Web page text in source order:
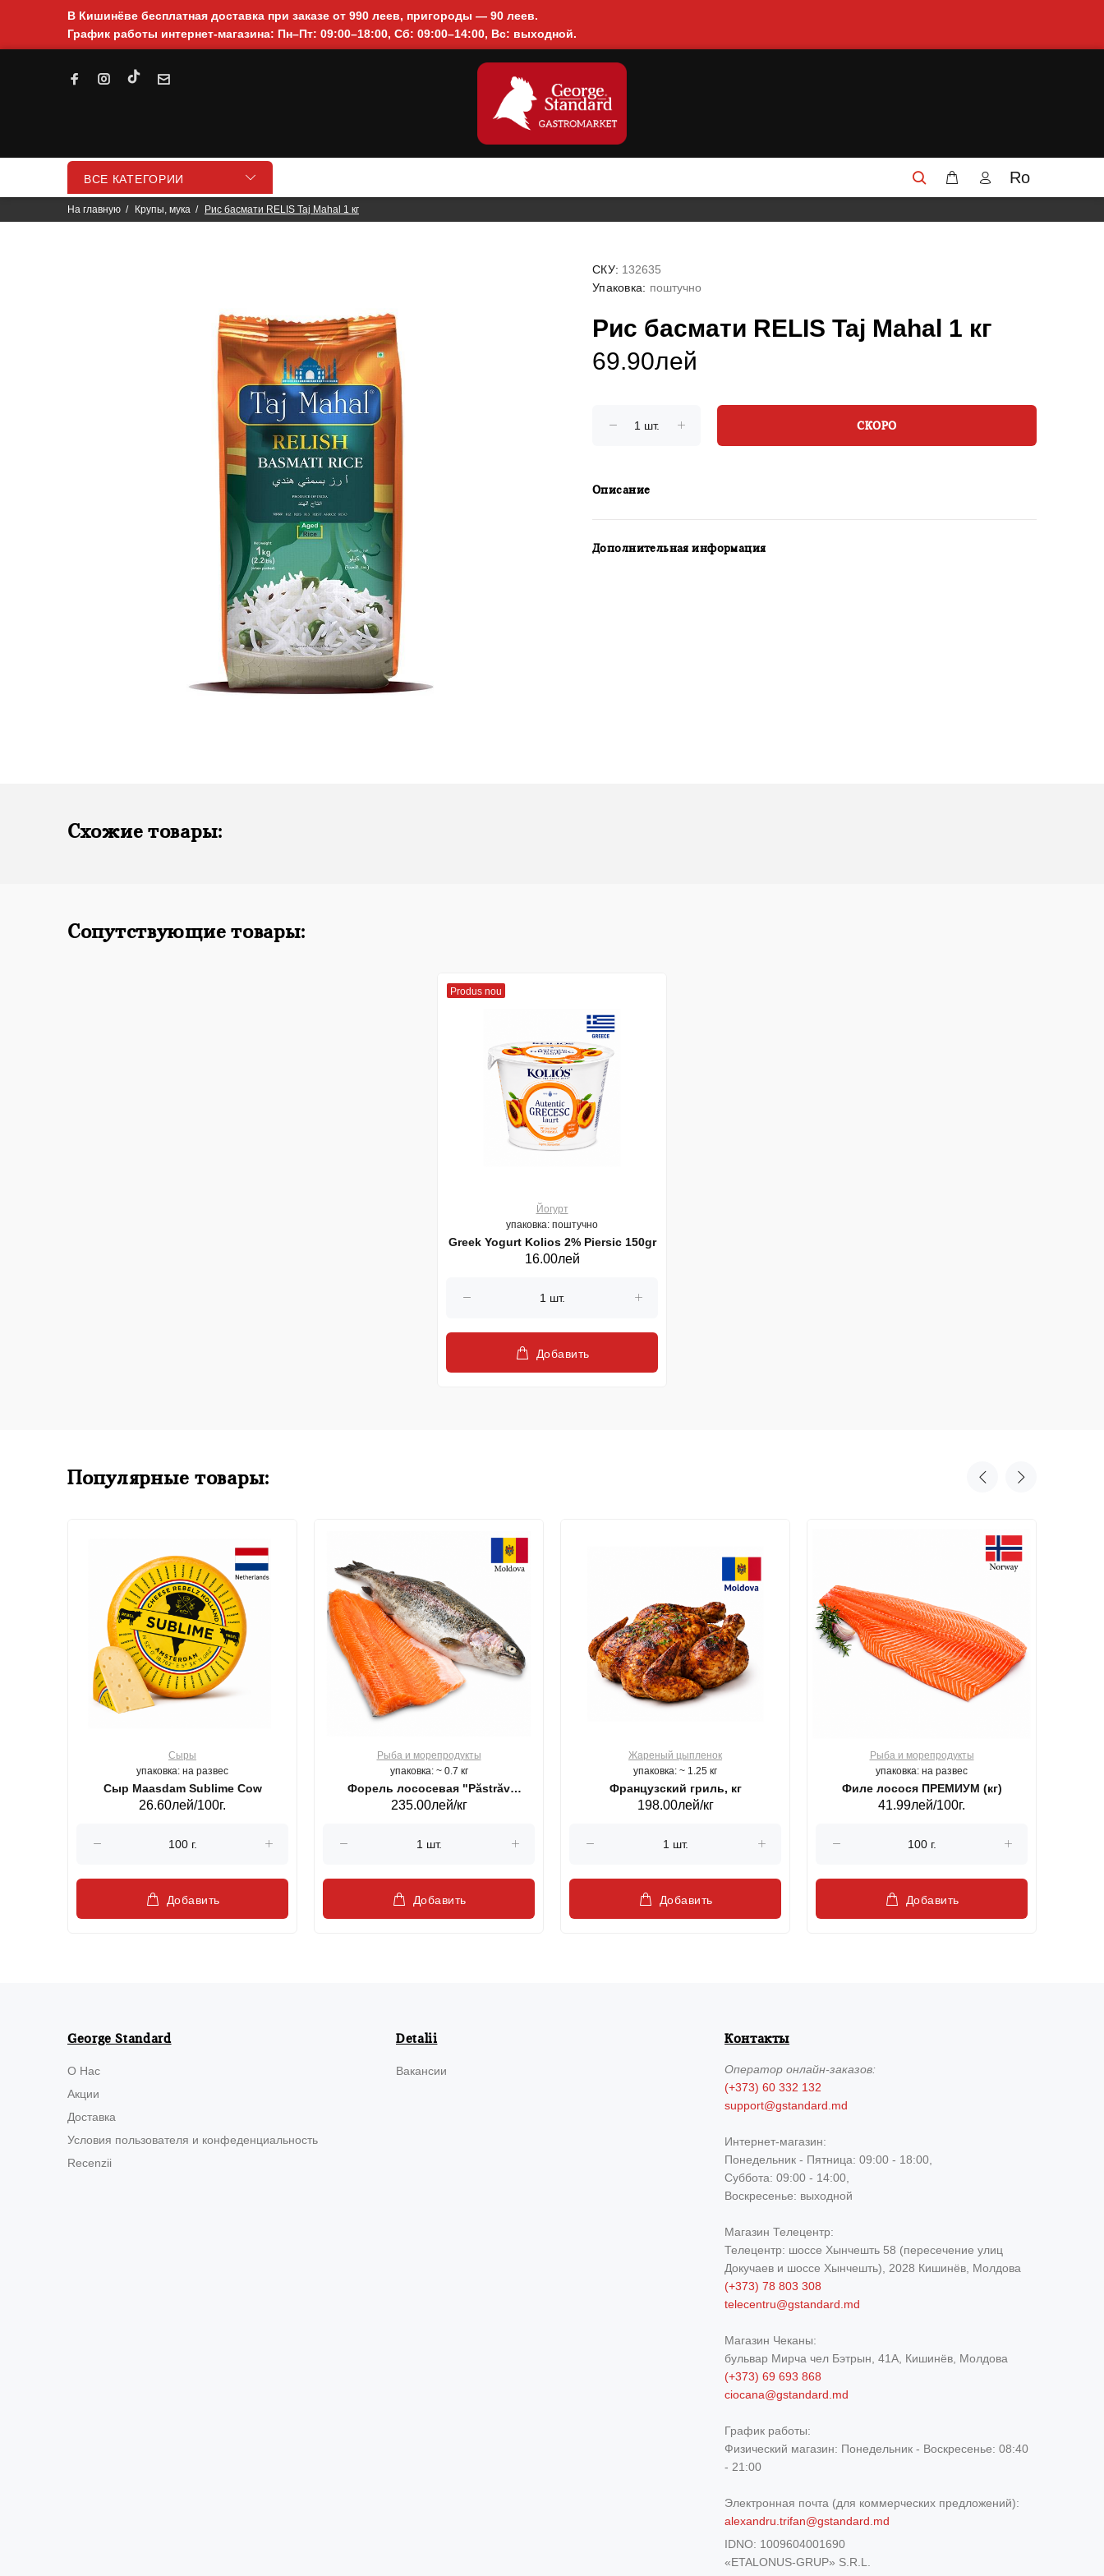
В Кишинёве бесплатная доставка при заказе от 990 леев, пригороды — 90 леев.
График работы интернет-магазина: Пн–Пт: 09:00–18:00, Сб: 09:00–14:00, Вс: выходной.
ВСЕ КАТЕГОРИИ Ro
На главную Крупы, мука Рис басмати RELIS Taj Mahal 1 кг
СКУ: 132635
Упаковка: поштучно
Рис басмати RELIS Taj Mahal 1 кг
69.90лей
СКОРО
Описание
Дополнительная информация
Схожие товары:
Сопутствующие товары:
Produs nou
Йогурт
упаковка: поштучно
Greek Yogurt Kolios 2% Piersic 150gr
16.00лей
Добавить
Популярные товары:
Сыры
упаковка: на развес
Сыр Maasdam Sublime Cow
26.60лей/100г.
Добавить
Рыба и морепродукты
упаковка: ~ 0.7 кг
Форель лососевая "Păstrăv
Moldovenesc"
235.00лей/кг
Добавить
Жареный цыпленок
упаковка: ~ 1.25 кг
Французский гриль, кг
198.00лей/кг
Добавить
Рыба и морепродукты
упаковка: на развес
Филе лосося ПРЕМИУМ (кг)
41.99лей/100г.
Добавить
George Standard
О Нас
Акции
Доставка
Условия пользователя и конфеденциальность
Recenzii
Detalii
Вакансии
Контакты
Операторонлайн-заказов:
(+373) 60 332 132
support@gstandard.md
Интернет-магазин:
Понедельник - Пятница: 09:00 - 18:00,
Суббота: 09:00 - 14:00,
Воскресенье: выходной
Магазин Телецентр:
Телецентр: шоссе Хынчешть 58 (пересечение улиц
Докучаев и шоссе Хынчешть), 2028 Кишинёв, Молдова
(+373) 78 803 308
telecentru@gstandard.md
Магазин Чеканы:
бульвар Мирча чел Бэтрын, 41A, Кишинёв, Молдова
(+373) 69 693 868
ciocana@gstandard.md
График работы:
Физический магазин: Понедельник - Воскресенье: 08:40
- 21:00
Электронная почта (для коммерческих предложений):
alexandru.trifan@gstandard.md
IDNO: 1009604001690
«ETALONUS-GRUP» S.R.L.